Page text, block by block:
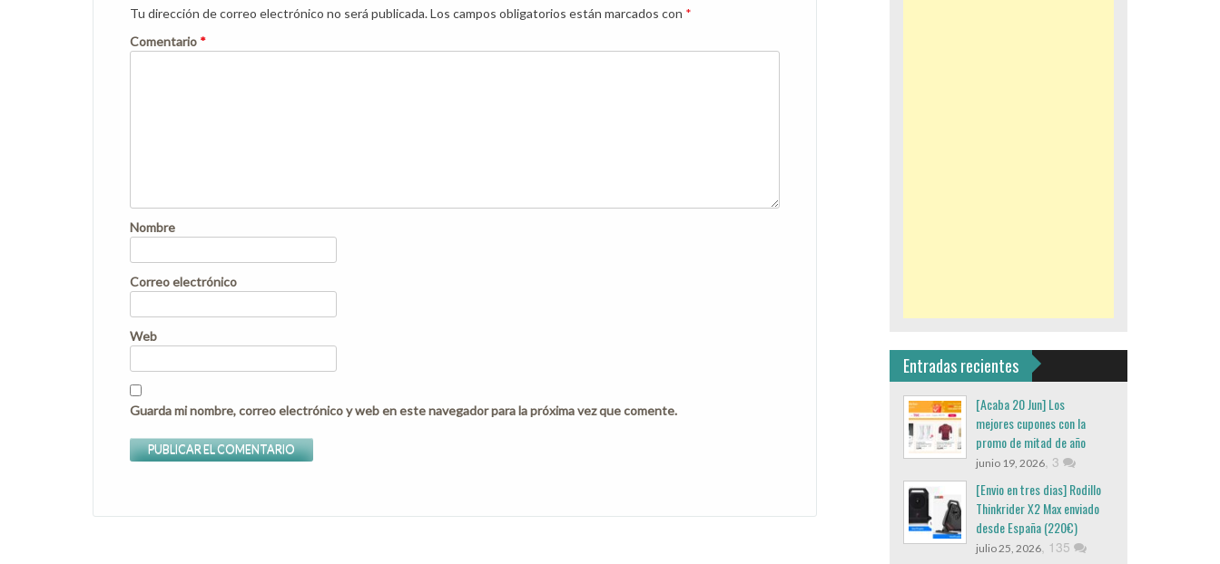
Tu dirección de correo electrónico no será publicada.Los campos obligatorios están marcados con *
Comentario *
Nombre
Correo electrónico
Web
Guarda mi nombre, correo electrónico y web en este navegador para la próxima vez que comente.
Entradas recientes
[Acaba 20 Jun] Los
mejores cupones con la
promo de mitad de año
junio 19, 2026, 3
[Envio en tres dias] Rodillo
Thinkrider X2 Max enviado
desde España (220€)
julio 25, 2026, 135